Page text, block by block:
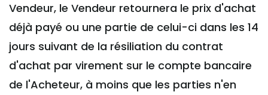
Vendeur, le Vendeur retournera le prix d'achat
déjà payé ou une partie de celui-ci dans les 14
jours suivant de la résiliation du contrat
d'achat par virement sur le compte bancaire
de l'Acheteur, à moins que les parties n'en